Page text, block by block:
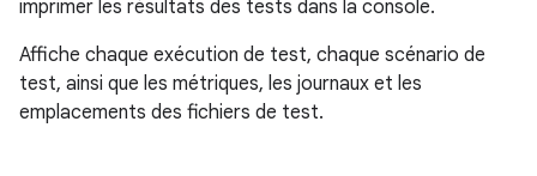
imprimer les résultats des tests dans la console.
Affiche chaque exécution de test, chaque scénario de
test, ainsi que les métriques, les journaux et les
emplacements des fichiers de test.